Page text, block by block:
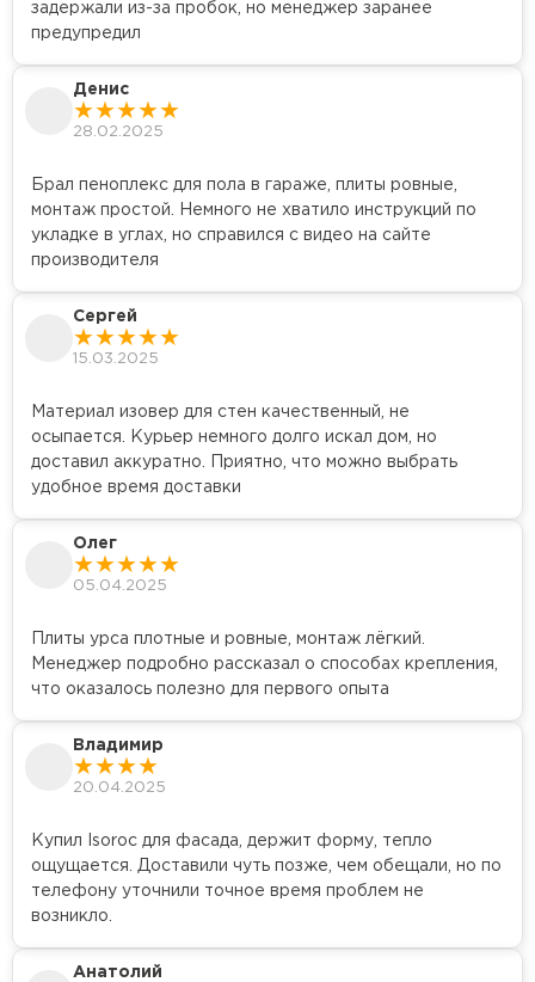
задержали из-за пробок, но менеджер заранее
предупредил
Денис
28.02.2025
Брал пеноплекс для пола в гараже, плиты ровные,
монтаж простой. Немного не хватило инструкций по
укладке в углах, но справился с видео на сайте
производителя
Сергей
15.03.2025
Материал изовер для стен качественный, не
осыпается. Курьер немного долго искал дом, но
доставил аккуратно. Приятно, что можно выбрать
удобное время доставки
Олег
05.04.2025
Плиты урса плотные и ровные, монтаж лёгкий.
Менеджер подробно рассказал о способах крепления,
что оказалось полезно для первого опыта
Владимир
20.04.2025
Купил Isoroc для фасада, держит форму, тепло
ощущается. Доставили чуть позже, чем обещали, но по
телефону уточнили точное время проблем не
возникло.
Анатолий